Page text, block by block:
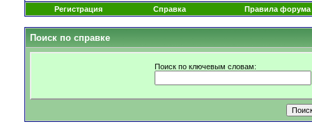
Регистрация Справка Правила форума
Поиск по справке
Поиск по ключевым словам: